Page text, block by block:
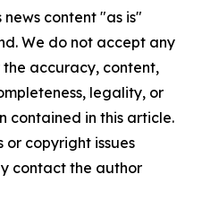
news content "as is"
We do not accept any
accuracy, content,
legality, or
contained in this article.
copyright issues
contact the author